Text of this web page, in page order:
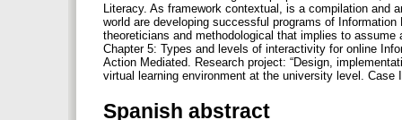
Literacy. As framework contextual, is a compilation
world are developing successful programs of
theoreticians and methodological that implies to
Chapter 5: Types and levels of interactivity for online
Action Mediated. Research project: “Design,
virtual learning environment at the university level. Case
Spanish abstract